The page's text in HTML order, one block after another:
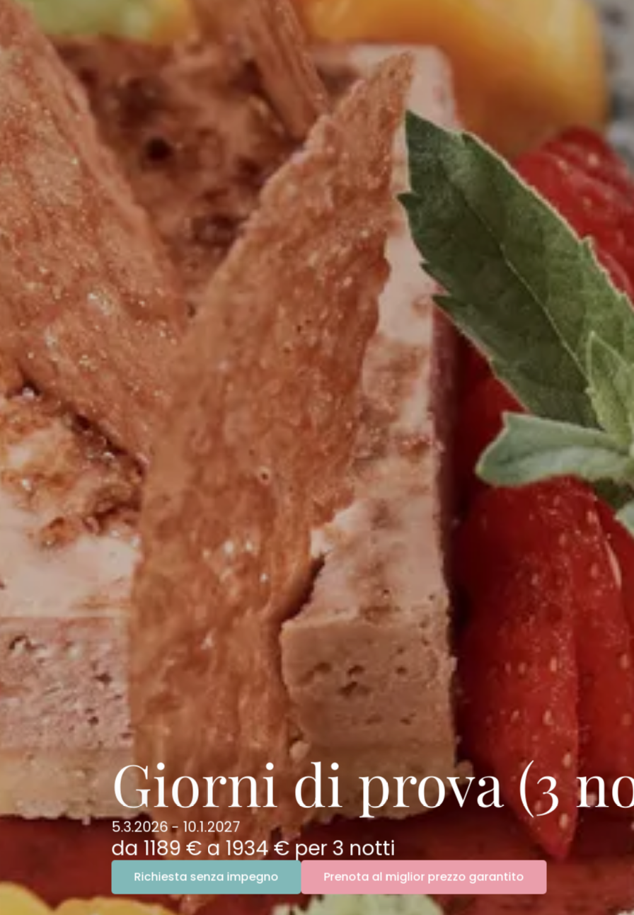
Giorni di prova (3
5.3.2026 - 10.1.2027
da1189 € a 1934 € per3 notti
Richiesta senza impegno Prenota al miglior prezzo garantito